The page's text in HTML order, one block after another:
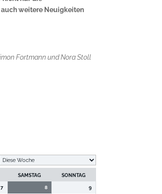
auch weitere Neuigkeiten
Fortmann und Nora Stoll
SAMSTAG SONNTAG
7 8 9